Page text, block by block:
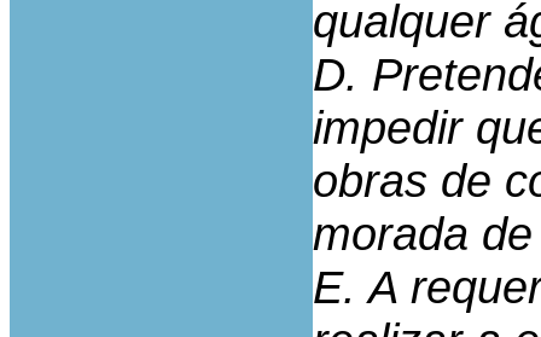
qualquer
D.
impedir
obras de
morada
E. A